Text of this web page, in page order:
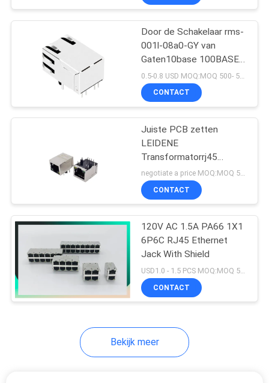
POE Rj45 Hefboom
10
De Schakelaar van
RJ45 USB
De Vrouwelijke
Door de Schakelaar rms-
001l-08a0-GY van
Gaten10base 100BASE
RJ45 PCB
CONTACT
Juiste PCB zetten
LEIDENE
Transformatorrj45
Modulaire Hefboom op negotiate a price MOQ:MOQ 500- 5kpcs
CONTACT
120V AC 1.5A PA66 1X1
6P6C RJ45 Ethernet
Jack With Shield
USD1.0 - 1.5 PCS MOQ:MOQ 500- 5kpcs
CONTACT
Bekijk meer